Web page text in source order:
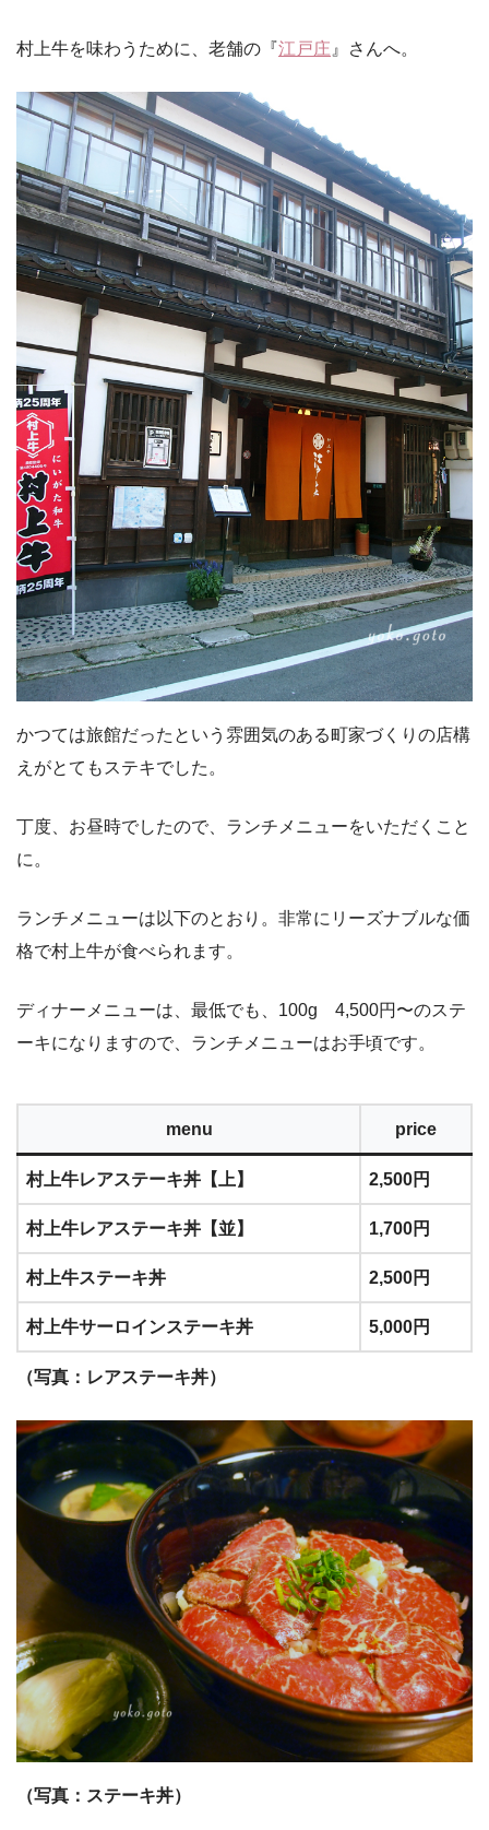
村上牛を味わうために、老舗の『江戸庄 』さんへ。
かつては旅館だったという雰囲気のある町家づくりの店構
えがとてもステキでした。
丁度、お昼時でしたので、ランチメニューをいただくこと
に。
ランチメニューは以下のとおり。非常にリーズナブルな価
格で村上牛が食べられます。
ディナーメニューは、最低でも、100g 4,500円〜のステ
ーキになりますので、ランチメニューはお手頃です。
menu price
村上牛レアステーキ丼【上】 2,500円
村上牛レアステーキ丼【並】 1,700円
村上牛ステーキ丼 2,500円
村上牛サーロインステーキ丼 5,000円
（写真：レアステーキ丼）
（写真：ステーキ丼）